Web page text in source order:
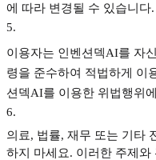
에 따라 변경될 수 있습니다.
5.
이용자는 인벤션덱AI를 자
령을 준수하여 적법하게 이
션덱AI를 이용한 위법행위
6.
의료, 법률, 재무 또는 기타
하지 마세요. 이러한 주제와